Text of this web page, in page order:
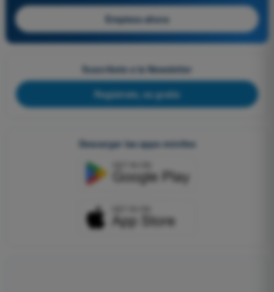
Empieza ahora
Suscríbete a la Newsletter
Regístrate, es gratis
Descargar las apps móviles